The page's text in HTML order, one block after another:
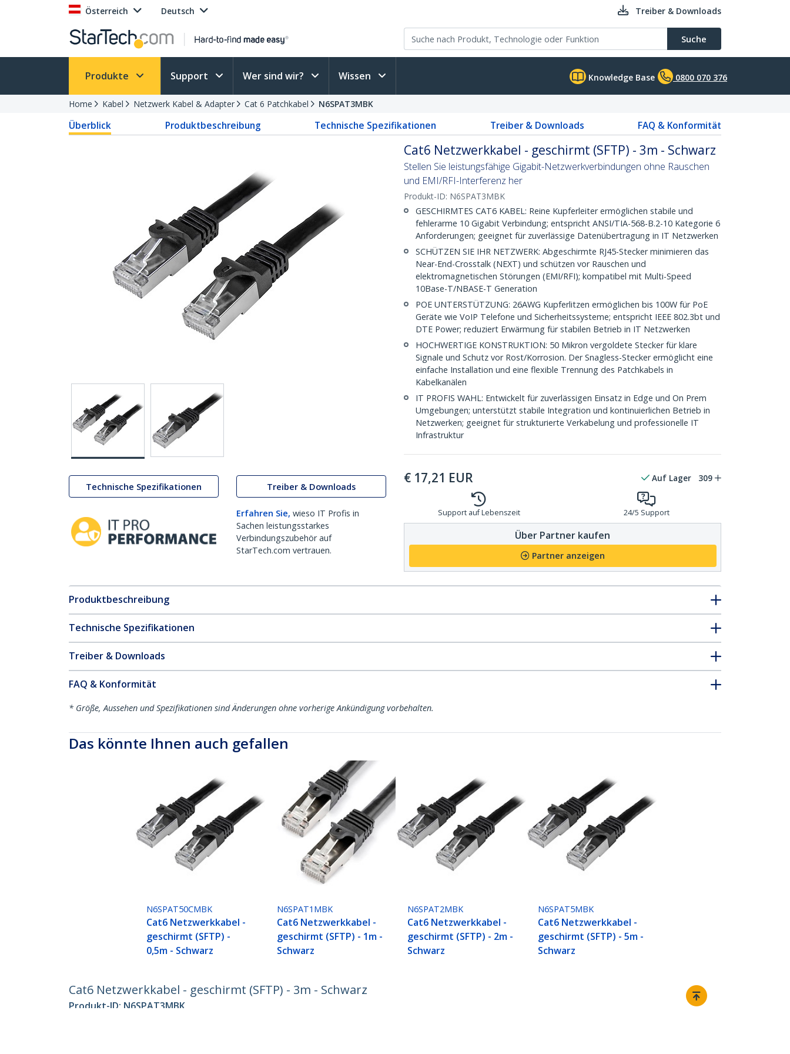
Österreich Deutsch Treiber & Downloads
Suche
Produkte Support Wer sind wir? Wissen Knowledge Base 0800 070 376
Home Kabel Netzwerk Kabel & Adapter Cat 6 Patchkabel N6SPAT3MBK
Überblick Produktbeschreibung Technische Spezifikationen Treiber & Downloads FAQ & Konformität
Technische Spezifikationen Treiber & Downloads
Erfahren Sie, wieso IT Profis in
Sachen leistungsstarkes
Verbindungszubehör auf
StarTech.com vertrauen.
Cat6 Netzwerkkabel - geschirmt (SFTP) - 3m - Schwarz
Stellen Sie leistungsfähige Gigabit-Netzwerkverbindungen ohne Rauschen
und EMI/RFI-Interferenz her
Produkt-ID: N6SPAT3MBK
GESCHIRMTES CAT6 KABEL: Reine Kupferleiter ermöglichen stabile und
fehlerarme 10 Gigabit Verbindung; entspricht ANSI/TIA-568-B.2-10 Kategorie 6
Anforderungen; geeignet für zuverlässige Datenübertragung in IT Netzwerken
SCHÜTZEN SIE IHR NETZWERK: Abgeschirmte RJ45-Stecker minimieren das
Near-End-Crosstalk (NEXT) und schützen vor Rauschen und
elektromagnetischen Störungen (EMI/RFI); kompatibel mit Multi-Speed
10Base-T/NBASE-T Generation
POE UNTERSTÜTZUNG: 26AWG Kupferlitzen ermöglichen bis 100W für PoE
Geräte wie VoIP Telefone und Sicherheitssysteme; entspricht IEEE 802.3bt und
DTE Power; reduziert Erwärmung für stabilen Betrieb in IT Netzwerken
HOCHWERTIGE KONSTRUKTION: 50 Mikron vergoldete Stecker für klare
Signale und Schutz vor Rost/Korrosion. Der Snagless-Stecker ermöglicht eine
einfache Installation und eine flexible Trennung des Patchkabels in
Kabelkanälen
IT PROFIS WAHL: Entwickelt für zuverlässigen Einsatz in Edge und On Prem
Umgebungen; unterstützt stabile Integration und kontinuierlichen Betrieb in
Netzwerken; geeignet für strukturierte Verkabelung und professionelle IT
Infrastruktur
€ 17,21 EUR Auf Lager 309
Support auf Lebenszeit 24/5 Support
Über Partner kaufen
Partner anzeigen
Produktbeschreibung
Technische Spezifikationen
Treiber & Downloads
FAQ & Konformität
* Größe, Aussehen und Spezifikationen sind Änderungen ohne vorherige Ankündigung vorbehalten.
Das könnte Ihnen auch gefallen
N6SPAT50CMBK
Cat6 Netzwerkkabel -
geschirmt (SFTP) -
0,5m - Schwarz
N6SPAT1MBK
Cat6 Netzwerkkabel -
geschirmt (SFTP) - 1m -
Schwarz
N6SPAT2MBK
Cat6 Netzwerkkabel -
geschirmt (SFTP) - 2m -
Schwarz
N6SPAT5MBK
Cat6 Netzwerkkabel -
geschirmt (SFTP) - 5m -
Schwarz
Cat6 Netzwerkkabel - geschirmt (SFTP) - 3m - Schwarz
Produkt-ID: N6SPAT3MBK